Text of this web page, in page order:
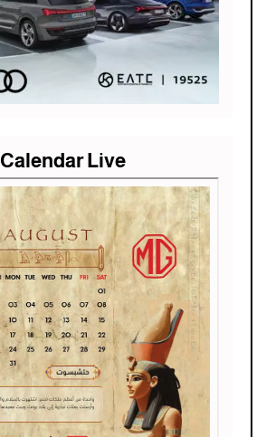
Calendar Live